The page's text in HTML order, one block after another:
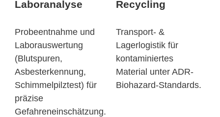
Laboranalyse
Probeentnahme und
Laborauswertung
(Blutspuren,
Asbesterkennung,
Schimmelpilztest) für
präzise
Gefahreneinschätzung.
Recycling
Transport- &
Lagerlogistik für
kontaminiertes
Material unter ADR-
Biohazard-Standards.